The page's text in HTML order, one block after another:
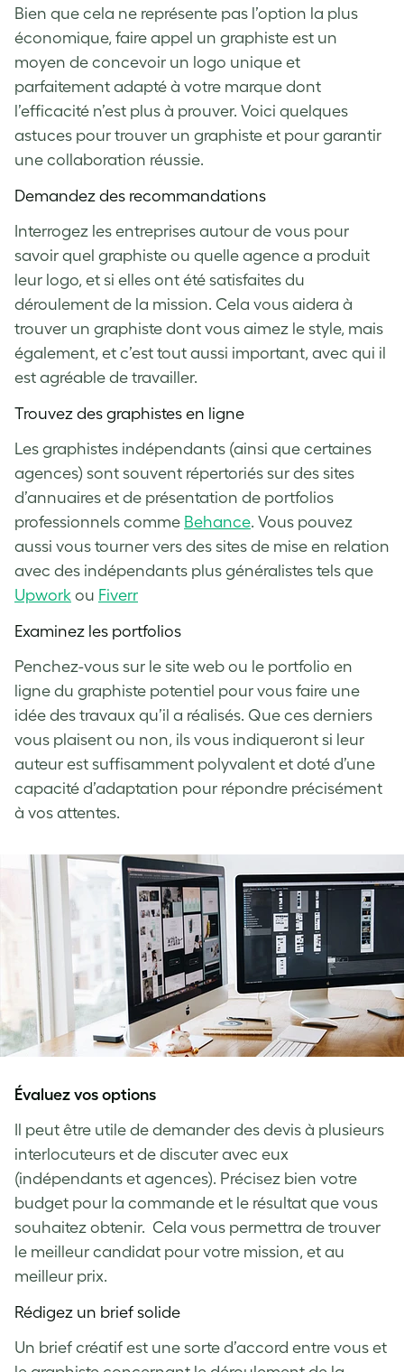
Bien que cela ne représente pas l’option la plus
économique, faire appel un graphiste est un
moyen de concevoir un logo unique et
parfaitement adapté à votre marque dont
l’efficacité n’est plus à prouver. Voici quelques
astuces pour trouver un graphiste et pour garantir
une collaboration réussie.
Demandez des recommandations
Interrogez les entreprises autour de vous pour
savoir quel graphiste ou quelle agence a produit
leur logo, et si elles ont été satisfaites du
déroulement de la mission. Cela vous aidera à
trouver un graphiste dont vous aimez le style, mais
également, et c’est tout aussi important, avec qui il
est agréable de travailler.
Trouvez des graphistes en ligne
Les graphistes indépendants (ainsi que certaines
agences) sont souvent répertoriés sur des sites
d’annuaires et de présentation de portfolios
professionnels comme Behance. Vous pouvez
aussi vous tourner vers des sites de mise en relation
avec des indépendants plus généralistes tels que
Upwork ou Fiverr
Examinez les portfolios
Penchez-vous sur le site web ou le portfolio en
ligne du graphiste potentiel pour vous faire une
idée des travaux qu’il a réalisés. Que ces derniers
vous plaisent ou non, ils vous indiqueront si leur
auteur est suffisamment polyvalent et doté d’une
capacité d’adaptation pour répondre précisément
à vos attentes.
Évaluez vos options
Il peut être utile de demander des devis à plusieurs
interlocuteurs et de discuter avec eux
(indépendants et agences). Précisez bien votre
budget pour la commande et le résultat que vous
souhaitez obtenir. Cela vous permettra de trouver
le meilleur candidat pour votre mission, et au
meilleur prix.
Rédigez un brief solide
Un brief créatif est une sorte d’accord entre vous et